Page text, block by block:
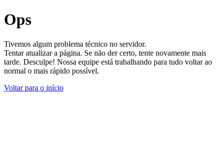
Ops
Tivemos algum problema técnico no servidor.
Tentar atualizar a página. Se não der certo, tente novamente mais
tarde. Desculpe! Nossa equipe está trabalhando para tudo voltar ao
normal o mais rápido possível.
Voltar para o início